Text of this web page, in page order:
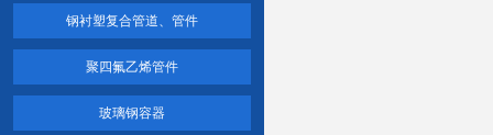
钢衬塑复合管道、管件
聚四氟乙烯管件
玻璃钢容器